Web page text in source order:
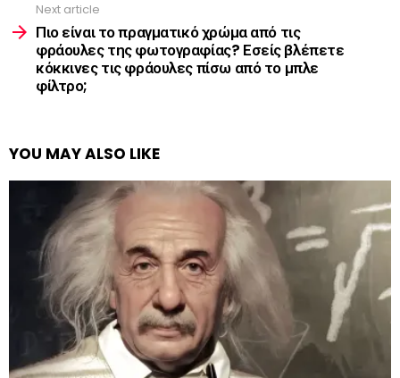
Next article
Πιο είναι το πραγματικό χρώμα από τις
φράουλες της φωτογραφίας? Εσείς βλέπετε
κόκκινες τις φράουλες πίσω από το μπλε
φίλτρο;
YOU MAY ALSO LIKE